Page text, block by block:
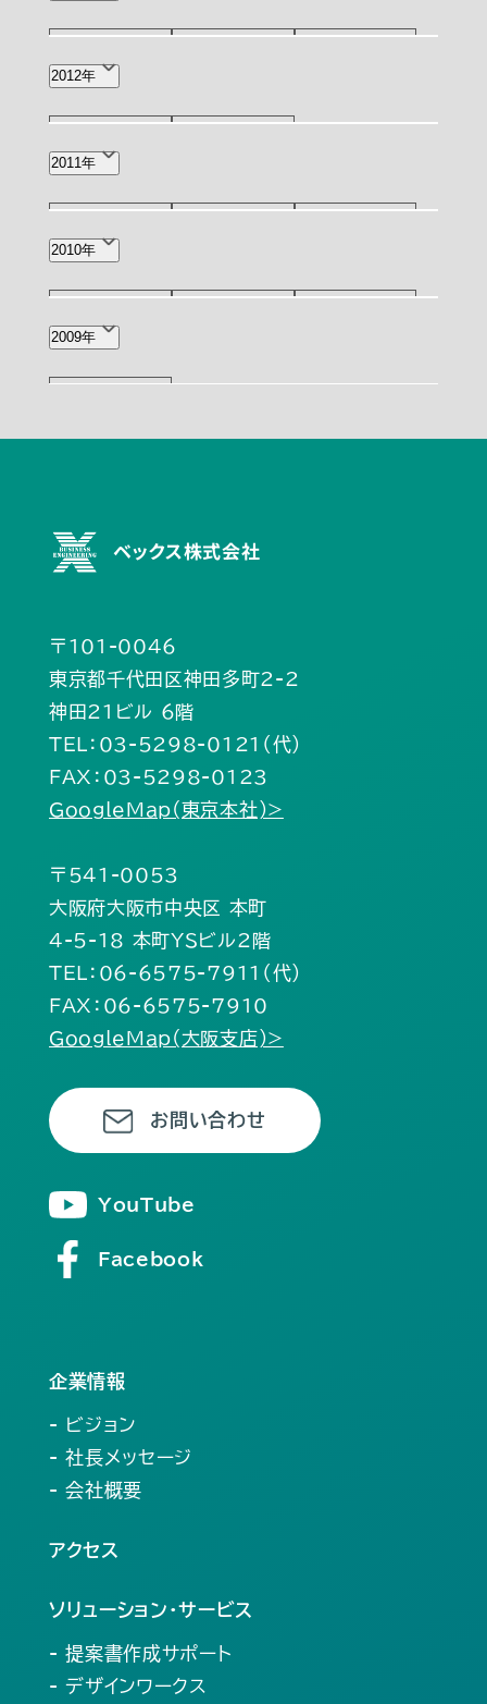
5月(1)
2012年
12月(1)
2011年
12月(1)
2010年
11月(1)
2009年
ベックス株式会社
〒101-0046
東京都千代田区神田多町2-2
神田21ビル 6階
TEL：03-5298-0121（代）
FAX：03-5298-0123
GoogleMap(東京本社)>
〒541-0053
大阪府大阪市中央区 本町
4-5-18 本町YSビル2階
TEL：06-6575-7911（代）
FAX：06-6575-7910
GoogleMap(大阪支店)>
お問い合わせ
YouTube
Facebook
企業情報
- ビジョン
- 社長メッセージ
- 会社概要
アクセス
ソリューション・サービス
- 提案書作成サポート
- デザインワークス